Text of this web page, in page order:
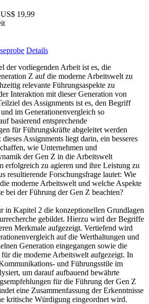
US$ 19,99
Details
der vorliegenden Arbeit ist es, die
Z auf die moderne Arbeitswelt zu
relevante Führungsaspekte zu
Interaktion mit dieser Generation von
des Assignments ist es, den Begriff
im Generationenvergleich so
basierend entsprechende
für Führungskräfte abgeleitet werden
Assignments liegt darin, ein besseres
wie Unternehmen und
der Gen Z in die Arbeitswelt
erfolgreich zu agieren und ihre Leistung zu
resultierende Forschungsfrage lautet: Wie
moderne Arbeitswelt und welche Aspekte
bei der Führung der Gen Z beachten?
in Kapitel 2 die konzeptionellen Grundlagen
gebildet. Hierzu wird der Begriffe
Merkmale aufgezeigt. Vertiefend wird
auf die Werthaltungen und
Generation eingegangen sowie die
die moderne Arbeitswelt aufgezeigt. In
und Führungsstile im
um darauf aufbauend bewährte
für die Führung der Gen Z
eine Zusammenfassung der Erkenntnisse
kritische Würdigung eingeordnet wird.